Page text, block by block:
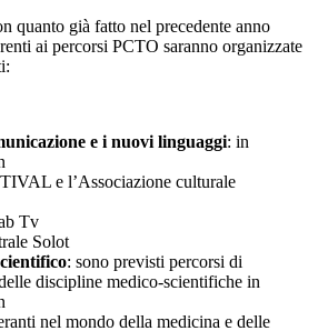
quanto già fatto nel precedente anno
ai percorsi PCTO saranno organizzate
e i nuovi linguaggi: in
e l’Associazione culturale
Tv
Solot
: sono previsti percorsi di
discipline medico-scientifiche in
nel mondo della medicina e delle